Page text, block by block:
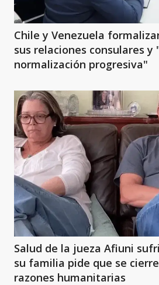
Chile y Venezuela
sus relaciones consulares y
normalización progresiva"
Salud de la jueza Afiuni
su familia pide que se
razones humanitarias